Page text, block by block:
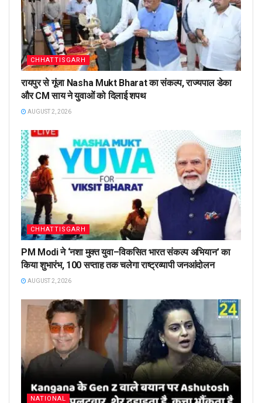
CHHATTISGARH
रायपुर से गूंजा Nasha Mukt Bharat का संकल्प, राज्यपाल डेका
और CM साय ने युवाओं को दिलाई शपथ
AUGUST 2, 2026
CHHATTISGARH
PM Modi ने ‘नशा मुक्त युवा–विकसित भारत संकल्प अभियान’ का
किया शुभारंभ, 100 सप्ताह तक चलेगा राष्ट्रव्यापी जनआंदोलन
AUGUST 2, 2026
NATIONAL